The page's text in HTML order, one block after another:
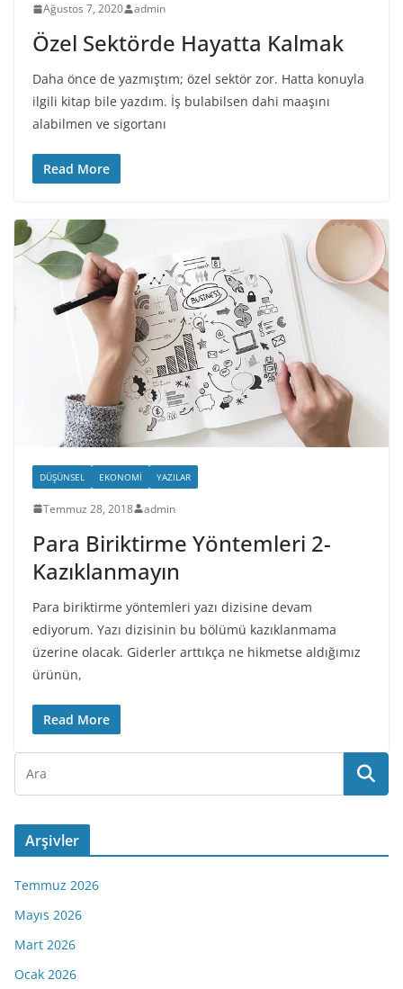
Ağustos 7, 2020 admin
Özel Sektörde Hayatta Kalmak
Daha önce de yazmıştım; özel sektör zor. Hatta konuyla
ilgili kitap bile yazdım. İş bulabilsen dahi maaşını
alabilmen ve sigortanı
Read More
DÜŞÜNSEL EKONOMI YAZILAR
Temmuz 28, 2018 admin
Para Biriktirme Yöntemleri 2-
Kazıklanmayın
Para biriktirme yöntemleri yazı dizisine devam
ediyorum. Yazı dizisinin bu bölümü kazıklanmama
üzerine olacak. Giderler arttıkça ne hikmetse aldığımız
ürünün,
Read More
Arşivler
Temmuz 2026
Mayıs 2026
Mart 2026
Ocak 2026